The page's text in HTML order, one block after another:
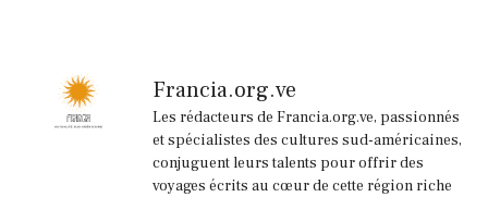
Francia.org.ve
Les rédacteurs de Francia.org.ve, passionnés
et spécialistes des cultures sud-américaines,
conjuguent leurs talents pour offrir des
voyages écrits au cœur de cette région riche